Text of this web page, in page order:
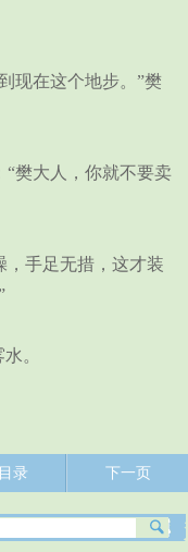
在这个地步。”樊
大人，你就不要卖
手足无措，这才装
。
录 下一页